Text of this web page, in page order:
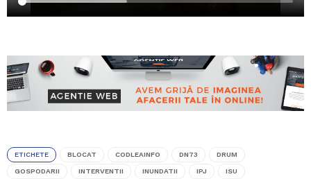
ETICHETE BLOCAT CODLEAINFO DN73 DRUM
GOSPODARII INTERVENTII INUNDATII IPJ ISU